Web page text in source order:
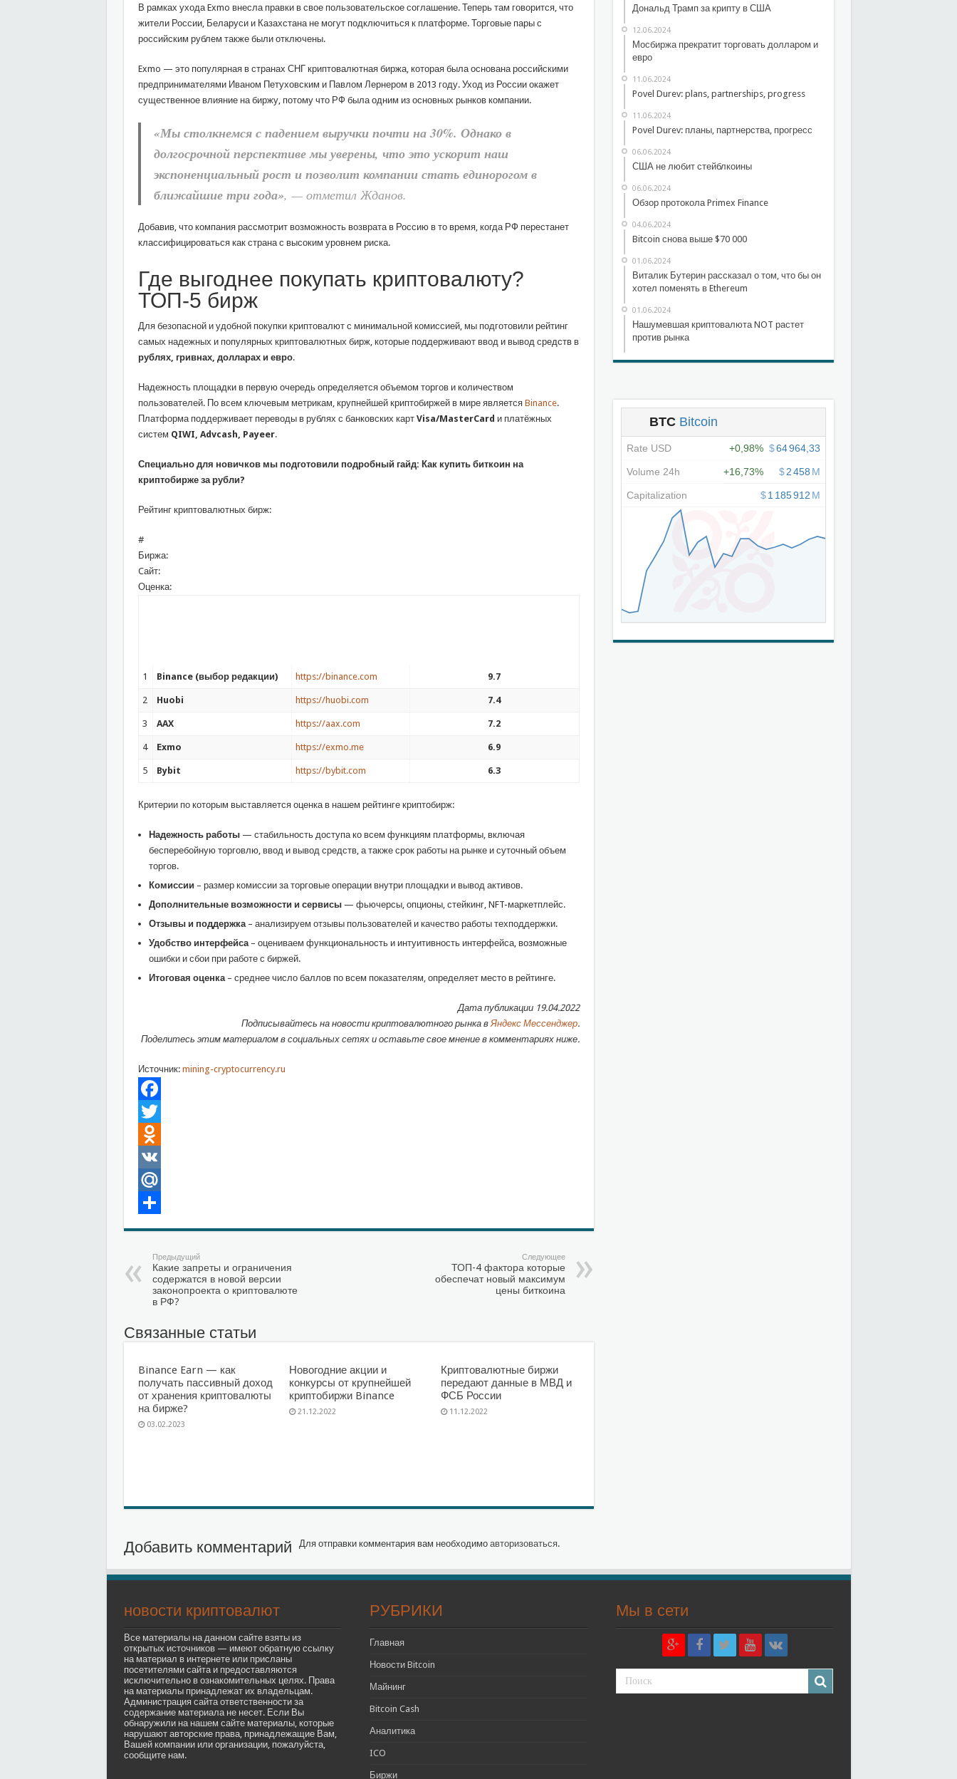
В рамках ухода Exmo внесла правки в свое пользовательское соглашение. Теперь там говорится, что
жители России, Беларуси и Казахстана не могут подключиться к платформе. Торговые пары с
российским рублем также были отключены.
Exmo — это популярная в странах СНГ криптовалютная биржа, которая была основана российскими
предпринимателями Иваном Петуховским и Павлом Лернером в 2013 году. Уход из России окажет
существенное влияние на биржу, потому что РФ была одним из основных рынков компании.
«Мы столкнемся с падением выручки почти на 30%. Однако в
долгосрочной перспективе мы уверены, что это ускорит наш
экспоненциальный рост и позволит компании стать единорогом в
ближайшие три года», — отметил Жданов.
Добавив, что компания рассмотрит возможность возврата в Россию в то время, когда РФ перестанет
классифицироваться как страна с высоким уровнем риска.
Где выгоднее покупать криптовалюту?
ТОП-5 бирж
Для безопасной и удобной покупки криптовалют с минимальной комиссией, мы подготовили рейтинг
самых надежных и популярных криптовалютных бирж, которые поддерживают ввод и вывод средств в
рублях, гривнах, долларах и евро.
Надежность площадки в первую очередь определяется объемом торгов и количеством
пользователей. По всем ключевым метрикам, крупнейшей криптобиржей в мире является Binance.
Платформа поддерживает переводы в рублях с банковских карт Visa/MasterCard и платёжных
систем QIWI, Advcash, Payeer.
Специально для новичков мы подготовили подробный гайд: Как купить биткоин на
криптобирже за рубли?
Рейтинг криптовалютных бирж:
#
Биржа:
Cайт:
Оценка:
1 Binance (выбор редакции) https://binance.com 9.7
2 Huobi https://huobi.com 7.4
3 AAX https://aax.com 7.2
4 Exmo https://exmo.me 6.9
5 Bybit https://bybit.com 6.3
Критерии по которым выставляется оценка в нашем рейтинге криптобирж:
Надежность работы— стабильность доступа ко всем функциям платформы, включая
бесперебойную торговлю, ввод и вывод средств, а также срок работы на рынке и суточный объем
торгов.
Комиссии – размер комиссии за торговые операции внутри площадки и вывод активов.
Дополнительные возможности и сервисы— фьючерсы, опционы, стейкинг, NFT-маркетплейс.
Отзывы и поддержка– анализируем отзывы пользователей и качество работы техподдержки.
Удобство интерфейса– оцениваем функциональность и интуитивность интерфейса, возможные
ошибки и сбои при работе с биржей.
Итоговая оценка– среднее число баллов по всем показателям, определяет место в рейтинге.
Дата публикации 19.04.2022
Подписывайтесь на новости криптовалютного рынка в Яндекс Мессенджер.
Поделитесь этим материалом в социальных сетях и оставьте свое мнение в комментариях ниже.
Источник:mining-cryptocurrency.ru
Facebook
Twitter
Odnoklassniki
VK
Mail.Ru
Предыдущий
Какие запреты и ограничения
содержатся в новой версии
законопроекта о криптовалюте
в РФ?
Следующее
ТОП-4 фактора которые
обеспечат новый максимум
цены биткоина
Связанные статьи
Binance Earn — как
получать пассивный доход
от хранения криптовалюты
на бирже?
03.02.2023
Новогодние акции и
конкурсы от крупнейшей
криптобиржи Binance
21.12.2022
Криптовалютные биржи
передают данные в МВД и
ФСБ России
11.12.2022
Добавить комментарий Для отправки комментария вам необходимо авторизоваться.
Дональд Трамп за крипту в США
12.06.2024
Мосбиржа прекратит торговать долларом и
евро
11.06.2024
Povel Durev: plans, partnerships, progress
11.06.2024
Povel Durev: планы, партнерства, прогресс
06.06.2024
США не любит стейблкоины
06.06.2024
Обзор протокола Primex Finance
04.06.2024
Bitcoin снова выше $70 000
01.06.2024
Виталик Бутерин рассказал о том, что бы он
хотел поменять в Ethereum
01.06.2024
Нашумевшая криптовалюта NOT растет
против рынка
новости криптовалют
Все материалы на данном сайте взяты из
открытых источников — имеют обратную ссылку
на материал в интернете или присланы
посетителями сайта и предоставляются
исключительно в ознакомительных целях. Права
на материалы принадлежат их владельцам.
Администрация сайта ответственности за
содержание материала не несет. Если Вы
обнаружили на нашем сайте материалы, которые
нарушают авторские права, принадлежащие Вам,
Вашей компании или организации, пожалуйста,
сообщите нам.
РУБРИКИ
Главная
Новости Bitcoin
Майнинг
Bitcoin Cash
Аналитика
ICO
Биржи
Мы в сети